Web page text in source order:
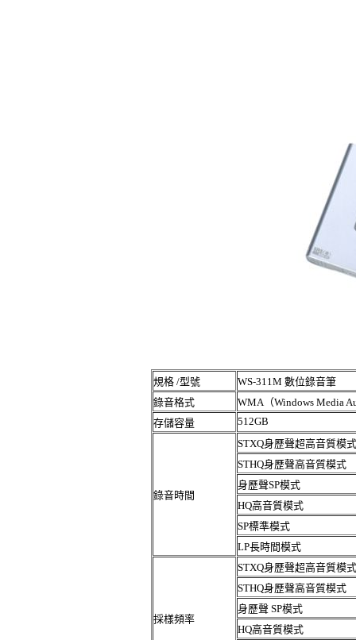
規格 /型號
WS-311M 數位錄音筆
錄音格式
WMA（Windows Media
存儲容量
512GB
錄音時間
STXQ身歷聲超高音質模式
STHQ身歷聲高音質模式
身歷聲SP模式
HQ高音質模式
SP標準模式
LP長時間模式
採樣頻率
STXQ身歷聲超高音質模式
STHQ身歷聲高音質模式
身歷聲 SP模式
HQ高音質模式